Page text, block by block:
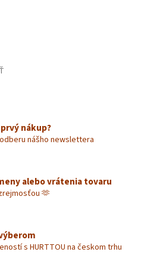
nákup?
nášho newslettera
alebo vrátenia tovaru
🫶
s HURTTOU na českom trhu